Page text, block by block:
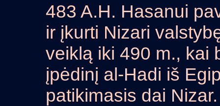
483 A.H. Hasanui
ir įkurti Nizari
veiklą iki 490 m., kai
įpėdinį al-Hadi iš
patikimasis dai